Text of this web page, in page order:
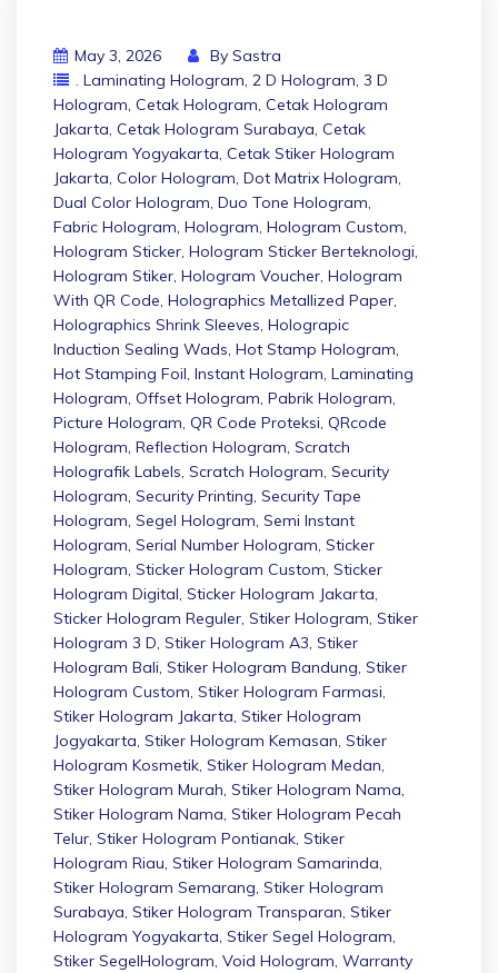
May 3, 2026 By Sastra
. Laminating Hologram, 2 D Hologram, 3 D
Hologram, Cetak Hologram, Cetak Hologram
Jakarta, Cetak Hologram Surabaya, Cetak
Hologram Yogyakarta, Cetak Stiker Hologram
Jakarta, Color Hologram, Dot Matrix Hologram,
Dual Color Hologram, Duo Tone Hologram,
Fabric Hologram, Hologram, Hologram Custom,
Hologram Sticker, Hologram Sticker Berteknologi,
Hologram Stiker, Hologram Voucher, Hologram
With QR Code, Holographics Metallized Paper,
Holographics Shrink Sleeves, Holograpic
Induction Sealing Wads, Hot Stamp Hologram,
Hot Stamping Foil, Instant Hologram, Laminating
Hologram, Offset Hologram, Pabrik Hologram,
Picture Hologram, QR Code Proteksi, QRcode
Hologram, Reflection Hologram, Scratch
Holografik Labels, Scratch Hologram, Security
Hologram, Security Printing, Security Tape
Hologram, Segel Hologram, Semi Instant
Hologram, Serial Number Hologram, Sticker
Hologram, Sticker Hologram Custom, Sticker
Hologram Digital, Sticker Hologram Jakarta,
Sticker Hologram Reguler, Stiker Hologram, Stiker
Hologram 3 D, Stiker Hologram A3, Stiker
Hologram Bali, Stiker Hologram Bandung, Stiker
Hologram Custom, Stiker Hologram Farmasi,
Stiker Hologram Jakarta, Stiker Hologram
Jogyakarta, Stiker Hologram Kemasan, Stiker
Hologram Kosmetik, Stiker Hologram Medan,
Stiker Hologram Murah, Stiker Hologram Nama,
Stiker Hologram Nama, Stiker Hologram Pecah
Telur, Stiker Hologram Pontianak, Stiker
Hologram Riau, Stiker Hologram Samarinda,
Stiker Hologram Semarang, Stiker Hologram
Surabaya, Stiker Hologram Transparan, Stiker
Hologram Yogyakarta, Stiker Segel Hologram,
Stiker SegelHologram, Void Hologram, Warranty